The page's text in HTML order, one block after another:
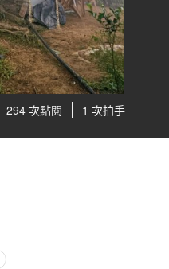
294 次點閱 1 次拍手